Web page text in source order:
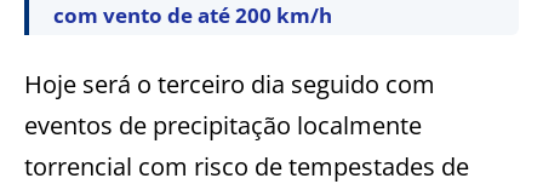
com vento de até 200 km/h
Hoje será o terceiro dia seguido com
eventos de precipitação localmente
torrencial com risco de tempestades de